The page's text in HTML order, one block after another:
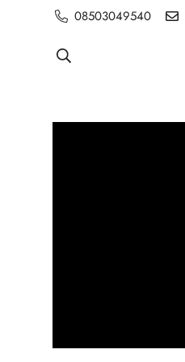
08503049540